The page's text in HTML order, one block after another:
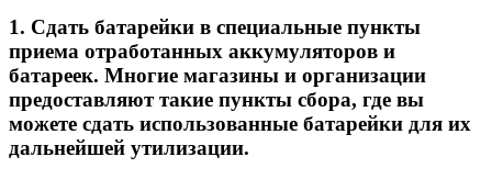
1. Сдать батарейки в специальные пункты
приема отработанных аккумуляторов и
батареек. Многие магазины и организации
предоставляют такие пункты сбора, где вы
можете сдать использованные батарейки для их
дальнейшей утилизации.